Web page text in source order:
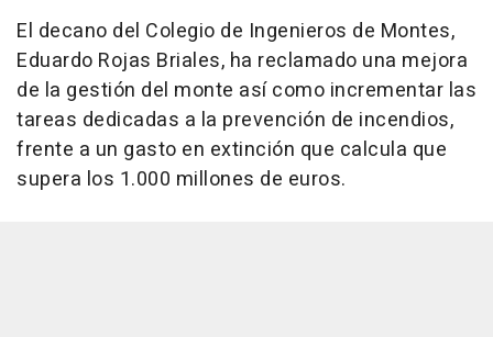
El decano del Colegio de Ingenieros de Montes,
Eduardo Rojas Briales, ha reclamado una mejora
de la gestión del monte así como incrementar las
tareas dedicadas a la prevención de incendios,
frente a un gasto en extinción que calcula que
supera los 1.000 millones de euros.